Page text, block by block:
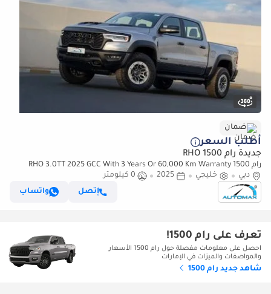
ضمان
أطلب السعر
جديدة رام 1500 RHO
رام 1500 RHO 3.0TT 2025 GCC With 3 Years Or 60,000 Km Warranty
@Official Dealer
دبي خليجي 2025
0 كيلومتر
إتصل
واتساب
تعرف على رام 1500!
احصل على معلومات مفصلة حول رام 1500 الأسعار
والمواصفات والميزات في الإمارات
شاهد جديد رام 1500